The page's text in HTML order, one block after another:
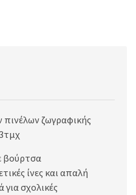
πινέλων ζωγραφικής
βούρτσα
ίνες και απαλή
σχολικές